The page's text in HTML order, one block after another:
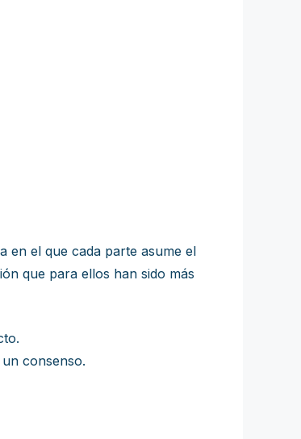
en el que cada parte asume el
que para ellos han sido más
consenso.